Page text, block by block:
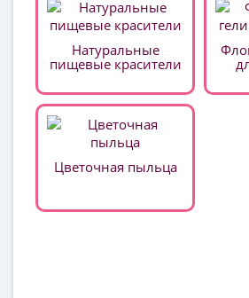
Натуральные
пищевые красители
Цветочная пыльца